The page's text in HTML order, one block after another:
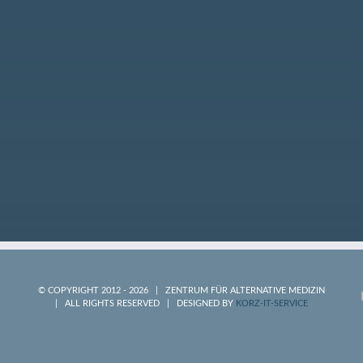
© COPYRIGHT 2012 - 2026 | ZENTRUM FÜR ALTERNATIVE MEDIZIN
| ALL RIGHTS RESERVED | DESIGNED BY KORZ-IT-SERVICE